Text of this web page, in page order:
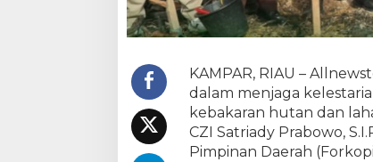
a
g
a
r
a
n
g
KAMPAR, RIAU –
dalam menjaga
kebakaran hutan dan
CZI Satriady Prabowo,
Pimpinan Daerah